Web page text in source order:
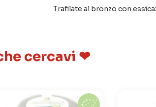
Trafilate al bronzo con
cercavi ❤